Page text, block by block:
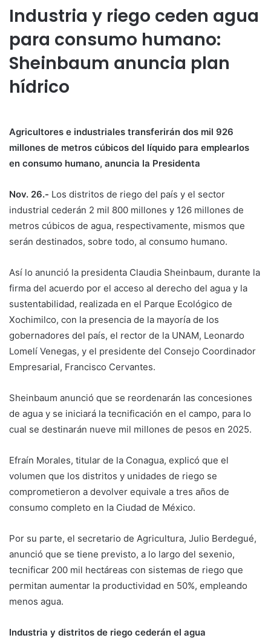
Industria y riego ceden agua
para consumo humano:
Sheinbaum anuncia plan
hídrico
Agricultores e industriales transferirán dos mil 926
millones de metros cúbicos del líquido para emplearlos
en consumo humano, anuncia la Presidenta
Nov. 26.- Los distritos de riego del país y el sector
industrial cederán 2 mil 800 millones y 126 millones de
metros cúbicos de agua, respectivamente, mismos que
serán destinados, sobre todo, al consumo humano.
Así lo anunció la presidenta Claudia Sheinbaum, durante la
firma del acuerdo por el acceso al derecho del agua y la
sustentabilidad, realizada en el Parque Ecológico de
Xochimilco, con la presencia de la mayoría de los
gobernadores del país, el rector de la UNAM, Leonardo
Lomelí Venegas, y el presidente del Consejo Coordinador
Empresarial, Francisco Cervantes.
Sheinbaum anunció que se reordenarán las concesiones
de agua y se iniciará la tecnificación en el campo, para lo
cual se destinarán nueve mil millones de pesos en 2025.
Efraín Morales, titular de la Conagua, explicó que el
volumen que los distritos y unidades de riego se
comprometieron a devolver equivale a tres años de
consumo completo en la Ciudad de México.
Por su parte, el secretario de Agricultura, Julio Berdegué,
anunció que se tiene previsto, a lo largo del sexenio,
tecnificar 200 mil hectáreas con sistemas de riego que
permitan aumentar la productividad en 50%, empleando
menos agua.
Industria y distritos de riego cederán el agua